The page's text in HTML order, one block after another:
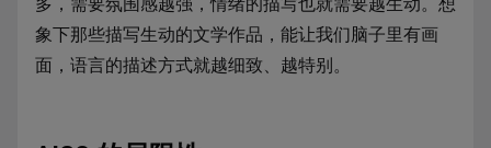
多，需要氛围感越强，情绪的描写也就需要越生动。想
象下那些描写生动的文学作品，能让我们脑子里有画
面，语言的描述方式就越细致、越特别。